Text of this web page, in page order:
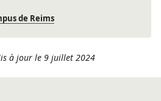
de Reims
à jour le 9 juillet 2024